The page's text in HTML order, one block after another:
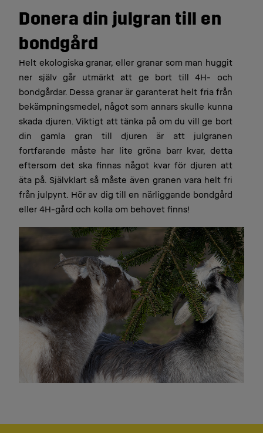
Donera din julgran till en
bondgård
Helt ekologiska granar, eller granar som man huggit
ner själv går utmärkt att ge bort till 4H- och
bondgårdar. Dessa granar är garanterat helt fria från
bekämpningsmedel, något som annars skulle kunna
skada djuren. Viktigt att tänka på om du vill ge bort
din gamla gran till djuren är att julgranen
fortfarande måste har lite gröna barr kvar, detta
eftersom det ska finnas något kvar för djuren att
äta på. Självklart så måste även granen vara helt fri
från julpynt. Hör av dig till en närliggande bondgård
eller 4H-gård och kolla om behovet finns!